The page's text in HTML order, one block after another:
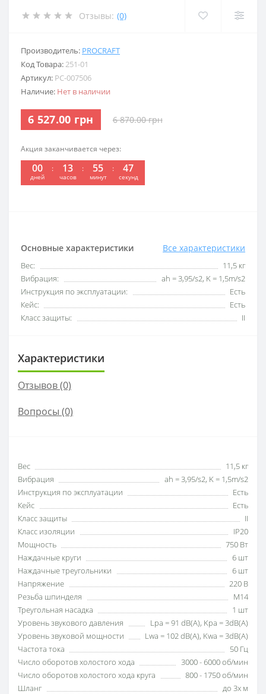
Отзывы: (0)
Производитель: PROCRAFT
Код Товара:251-01
Артикул: PC-007506
Наличие: Нет в наличии
6 527.00 грн 6 870.00 грн
Акция заканчивается через:
00
дней
: 13
часов
: 55
минут
: 47
секунд
Основные характеристики Все характеристики
Вес:
11,5 кг
Вибрация:
ah = 3,95/s2, K = 1,5m/s2
Инструкция по эксплуатации:
Есть
Кейс:
Есть
Класс защиты:
II
Характеристики
Отзывов (0)
Вопросы (0)
Вес
11,5 кг
Вибрация
ah = 3,95/s2, K = 1,5m/s2
Инструкция по эксплуатации
Есть
Кейс
Есть
Класс защиты
II
Класс изоляции
IP20
Мощность
750 Вт
Наждачные круги
6 шт
Наждачные треугольники
6 шт
Напряжение
220 В
Резьба шпинделя
М14
Треугольная насадка
1 шт
Уровень звукового давления
Lpa = 91 dB(A), Kpa = 3dB(A)
Уровень звуковой мощности
Lwa = 102 dB(A), Kwa = 3dB(A)
Частота тока
50 Гц
Число оборотов холостого хода
3000 - 6000 об/мин
Число оборотов холостого хода круга
800 - 1750 об/мин
Шланг
до 3х м